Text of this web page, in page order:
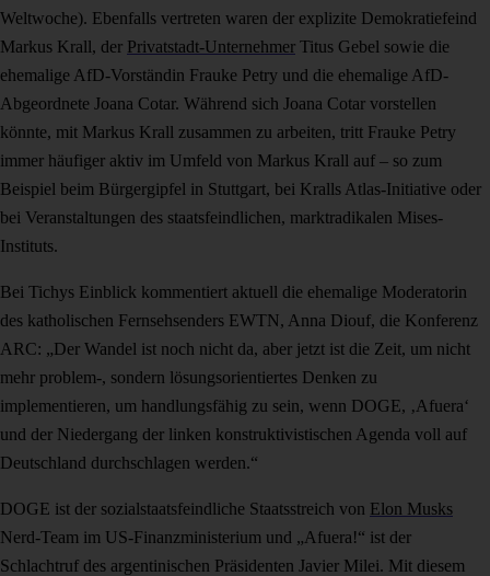
Weltwoche). Ebenfalls vertreten waren der explizite Demokratiefeind
Markus Krall, der Privatstadt-Unternehmer Titus Gebel sowie die
ehemalige AfD-Vorständin Frauke Petry und die ehemalige AfD-
Abgeordnete Joana Cotar. Während sich Joana Cotar vorstellen
könnte, mit Markus Krall zusammen zu arbeiten, tritt Frauke Petry
immer häufiger aktiv im Umfeld von Markus Krall auf – so zum
Beispiel beim Bürgergipfel in Stuttgart, bei Kralls Atlas-Initiative oder
bei Veranstaltungen des staatsfeindlichen, marktradikalen Mises-
Instituts.
Bei Tichys Einblick kommentiert aktuell die ehemalige Moderatorin
des katholischen Fernsehsenders EWTN, Anna Diouf, die Konferenz
ARC: „Der Wandel ist noch nicht da, aber jetzt ist die Zeit, um nicht
mehr problem-, sondern lösungsorientiertes Denken zu
implementieren, um handlungsfähig zu sein, wenn DOGE, ‚Afuera‘
und der Niedergang der linken konstruktivistischen Agenda voll auf
Deutschland durchschlagen werden.“
DOGE ist der sozialstaatsfeindliche Staatsstreich von Elon Musks
Nerd-Team im US-Finanzministerium und „Afuera!“ ist der
Schlachtruf des argentinischen Präsidenten Javier Milei. Mit diesem